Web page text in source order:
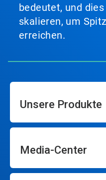
bedeutet, und
skalieren, um
erreichen.
Unsere Produkte
Media-Center